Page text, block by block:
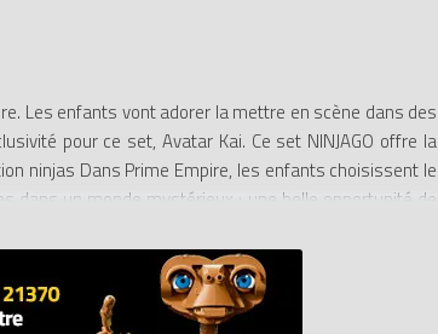
Les enfants vont adorer la mettre en scène dans des
pour ce set, Avatar Kai. Ce set NINJAGO offre la
ninjas Dans Prime Empire, les enfants choisissent le
dans un monde mystérieux ; une belle opportunité de
ranger les figurines d’action ninjas, les armes et les
palpitant dans lequel ils peuvent s'amuser, seuls ou
par ces jouets sur le thème des ninjas, qui incluent